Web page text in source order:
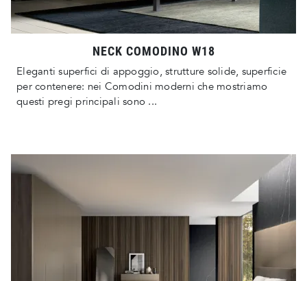
NECK COMODINO W18
Eleganti superfici di appoggio, strutture solide, superficie
per contenere: nei Comodini moderni che mostriamo
questi pregi principali sono ...